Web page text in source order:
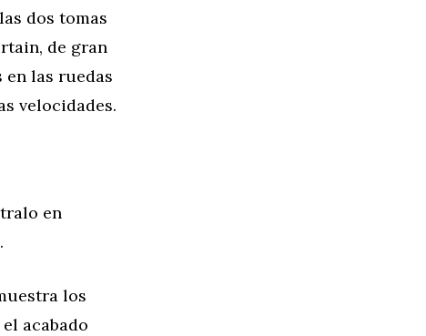
dos tomas
de gran
las ruedas
velocidades.
en
.
los
acabado